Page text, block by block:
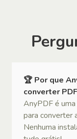
🏆 Por que
converter
AnyPDF é
para converter
Nenhuma